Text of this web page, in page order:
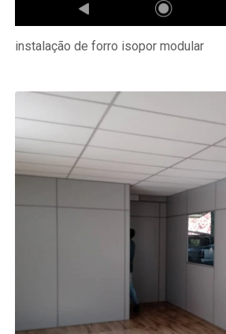
instalação de forro isopor modular